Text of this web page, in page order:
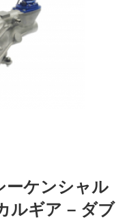
ーケンシャル
ルギア – ダブ